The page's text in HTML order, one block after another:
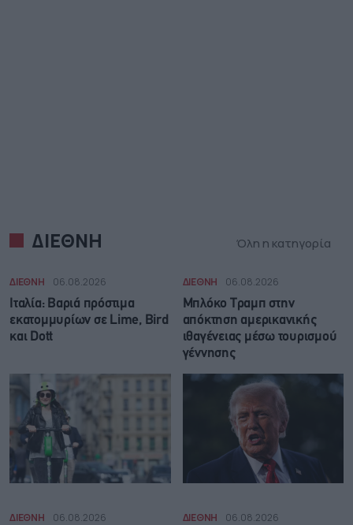
ΔΙΕΘΝΗ Όλη η κατηγορία
ΔΙΕΘΝΗ 06.08.2026
Ιταλία: Βαριά πρόστιμα
εκατομμυρίων σε Lime, Bird
και Dott
ΔΙΕΘΝΗ 06.08.2026
Μπλόκο Τραμπ στην
απόκτηση αμερικανικής
ιθαγένειας μέσω τουρισμού
γέννησης
ΔΙΕΘΝΗ 06.08.2026 ΔΙΕΘΝΗ 06.08.2026